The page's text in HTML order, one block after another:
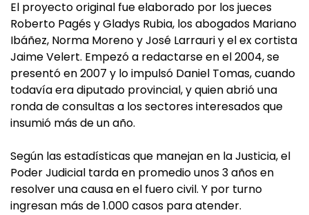
El proyecto original fue elaborado por los jueces
Roberto Pagés y Gladys Rubia, los abogados Mariano
Ibáñez, Norma Moreno y José Larrauri y el ex cortista
Jaime Velert. Empezó a redactarse en el 2004, se
presentó en 2007 y lo impulsó Daniel Tomas, cuando
todavía era diputado provincial, y quien abrió una
ronda de consultas a los sectores interesados que
insumió más de un año.
Según las estadísticas que manejan en la Justicia, el
Poder Judicial tarda en promedio unos 3 años en
resolver una causa en el fuero civil. Y por turno
ingresan más de 1.000 casos para atender.